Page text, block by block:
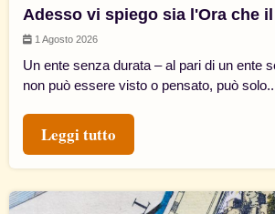
Adesso vi spiego sia l'Ora che
1 Agosto 2026
Un ente senza durata – al pari di un ente
non può essere visto o pensato, può
Leggi tutto